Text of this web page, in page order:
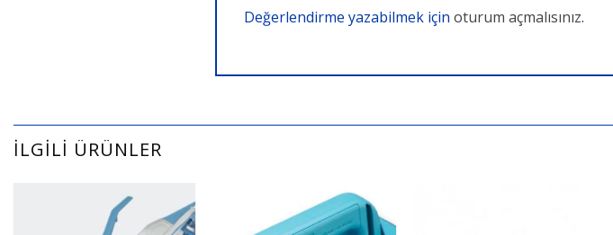
Değerlendirme yazabilmek için oturum açmalısınız.
İLGILI ÜRÜNLER